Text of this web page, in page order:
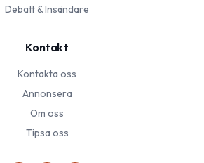
Debatt & Insändare
Kontakt
Kontakta oss
Annonsera
Om oss
Tipsa oss